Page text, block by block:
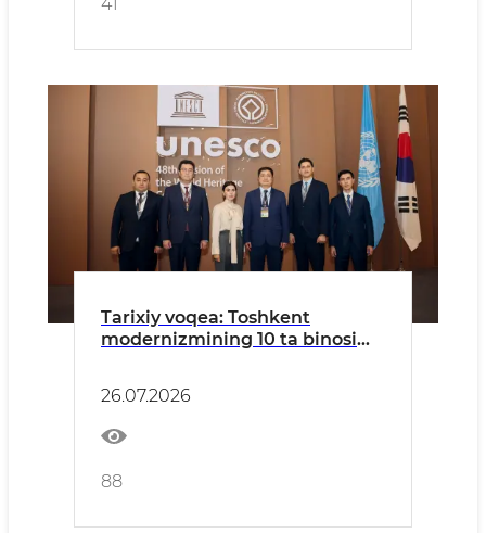
Tarixiy voqea: Toshkent
modernizmining 10 ta binosi
26.07.2026
88